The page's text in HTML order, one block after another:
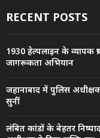
RECENT POSTS
1930 हेल्पलाइन के व्यापक
जागरूकता अभियान
जहानाबाद में पुलिस
सुनीं
लंबित कांडों के बेहतर